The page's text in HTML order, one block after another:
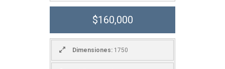
$160,000
Dimensiones: 1750